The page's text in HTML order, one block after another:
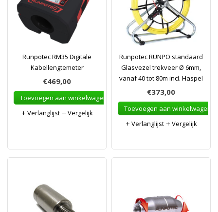
Runpotec RM35 Digitale
Kabellengtemeter
€469,00
Toevoegen aan winkelwagen
Verlanglijst
Vergelijk
Runpotec RUNPO standaard
Glasvezel trekveer Ø 6mm,
vanaf 40 tot 80m incl. Haspel
€373,00
Toevoegen aan winkelwagen
Verlanglijst
Vergelijk